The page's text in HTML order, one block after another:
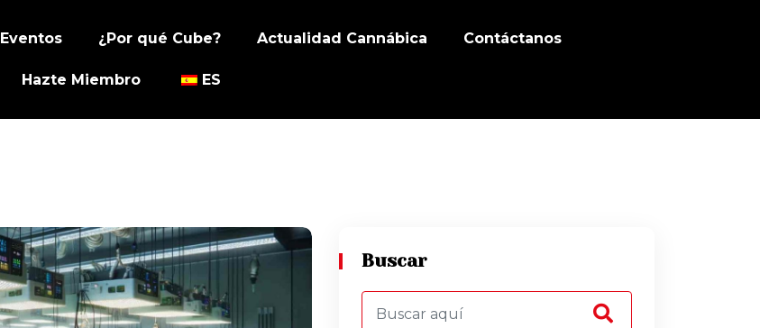
Eventos ¿Por qué Cube? Actualidad Cannábica Contáctanos
Hazte Miembro ES
Buscar